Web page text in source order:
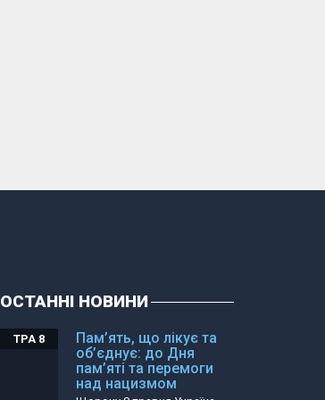
ОСТАННІ НОВИНИ
Пам’ять, що лікує та
об’єднує: до Дня
пам’яті та перемоги
над нацизмом
ТРА 8